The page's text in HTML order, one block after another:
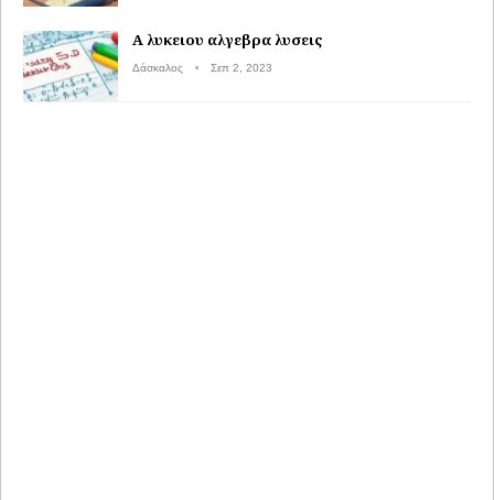
Α λυκειου αλγεβρα λυσεις
Δάσκαλος Σεπ 2, 2023